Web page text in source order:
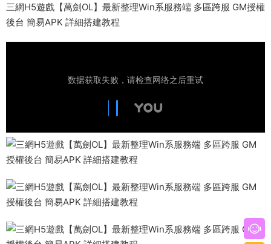
三網H5遊戲【萬劍OL】最新整理Win系服務端 多區跨服 GM授權
後台 簡易APK 詳細搭建教程